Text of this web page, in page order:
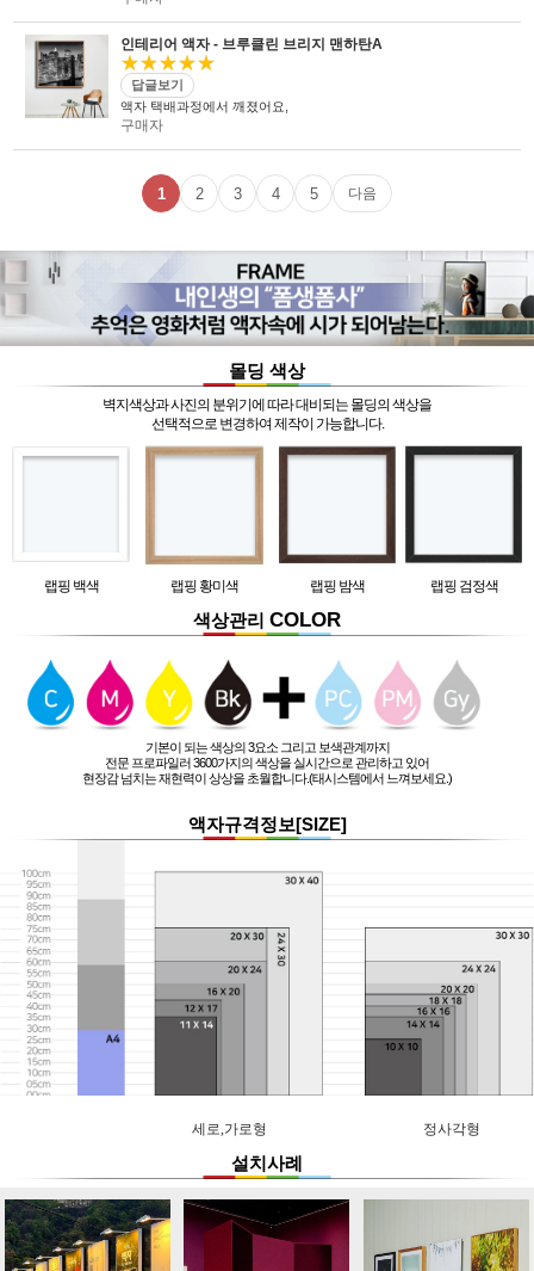
인테리어 액자 - 브루클린 브리지 맨하탄A
★★★★★
답글보기
액자 택배과정에서 깨졌어요,
구매자
1 2 3 4 5 다음
몰딩 색상
벽지색상과 사진의 분위기에 따라 대비되는 몰딩의 색상을
선택적으로 변경하여 제작이 가능합니다.
랩핑 백색 랩핑 황미색 랩핑 밤색 랩핑 검정색
색상관리 COLOR
기본이 되는 색상의 3요소 그리고 보색관계까지
전문 프로파일러 3600가지의 색상을 실시간으로 관리하고 있어
현장감 넘치는 재현력이 상상을 초월합니다.(태시스템에서 느껴보세요.)
액자규격정보[SIZE]
세로,가로형 정사각형
설치사례